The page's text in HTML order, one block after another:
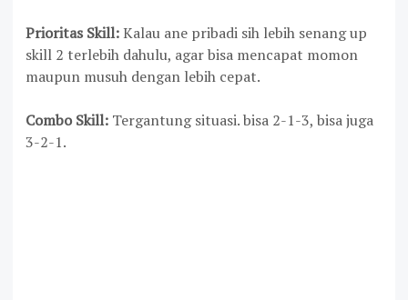
Prioritas Skill:Kalau ane pribadi sih lebih senang up
skill 2 terlebih dahulu, agar bisa mencapat momon
maupun musuh dengan lebih cepat.
Combo Skill: Tergantung situasi. bisa 2-1-3, bisa juga
3-2-1.